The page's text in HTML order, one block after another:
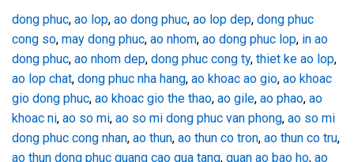
dong phuc, ao lop, ao dong phuc, ao lop dep, dong phuc
cong so, may dong phuc, ao nhom, ao dong phuc lop, in ao
dong phuc, ao nhom dep, dong phuc cong ty, thiet ke ao lop,
ao lop chat, dong phuc nha hang, ao khoac ao gio, ao khoac
gio dong phuc, ao khoac gio the thao, ao gile, ao phao, ao
khoac ni, ao so mi, ao so mi dong phuc van phong, ao so mi
dong phuc cong nhan, ao thun, ao thun co tron, ao thun co tru,
ao thun dong phuc quang cao qua tang, quan ao bao ho, ao